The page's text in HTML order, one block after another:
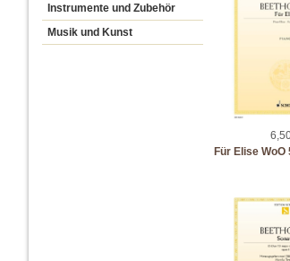
Instrumente und Zubehör
Musik und Kunst
Für Elise